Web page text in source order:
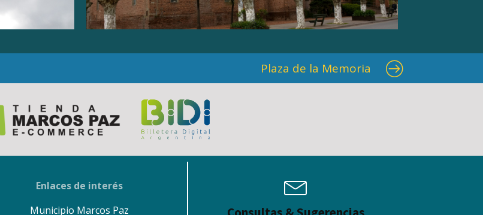
Plaza de la Memoria
Enlaces de interés
Municipio Marcos Paz